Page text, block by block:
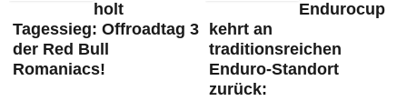
holt
Tagessieg: Offroadtag 3
der Red Bull
Romaniacs!
Endurocup
kehrt an
traditionsreichen
Enduro-Standort
zurück: